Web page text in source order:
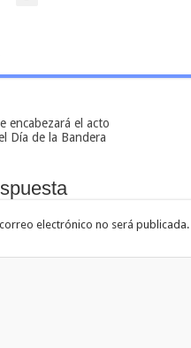
encabezará el acto
Día de la Bandera
electrónico no será publicada.